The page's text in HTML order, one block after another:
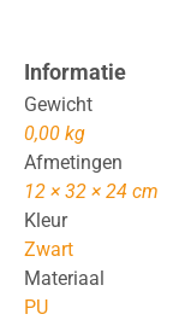
Informatie
Gewicht
0,00 kg
Afmetingen
12 × 32 × 24 cm
Kleur
Zwart
Materiaal
PU